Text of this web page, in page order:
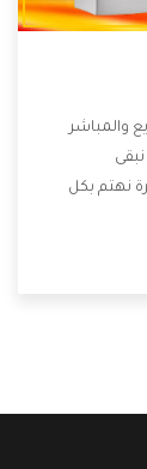
والمباشر
نهتم بكل
من أهم